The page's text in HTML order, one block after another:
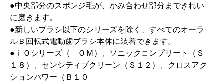
●中央部分のスポンジ毛が、かみ合わせ部分まできれい
に磨きます。
●新しいブラシ以下のシリーズを除く、すべてのオーラ
ルＢ回転式電動歯ブラシ本体に装着できます。
●ｉＯシリーズ（ｉＯＭ）、ソニックコンプリート（Ｓ
１８）、センシティブクリーン（Ｓ１２）、クロスアク
ションパワー（Ｂ１０